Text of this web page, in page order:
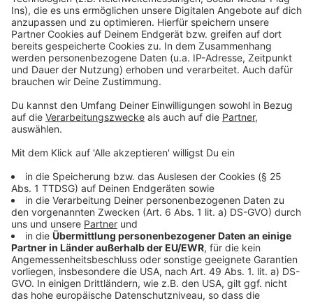
Anzeige
Und so bereitet ihr das Essen zu
mit dem Rollholz dünn auswalzen.
Käse auf den Scheiben verstreichen,
Radieschenstifte und drei Viertel der Kresse
darauf verteilen. Ränder mit verquirltem Eigelb
einstreichen. Brotscheiben zu Rollen
zusammendrehen. Öl in einer Pfanne erhitzen und
Rollen bei mittlerer Hitze rundherum etwas zwei
Minuten knusprig braten. Herausnehmen und
leicht abkühlen lassen.